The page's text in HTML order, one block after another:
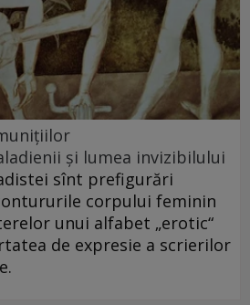
și lumea invizibilului
sînt prefigurări
corpului feminin
unui alfabet „erotic“
de expresie a scrierilor